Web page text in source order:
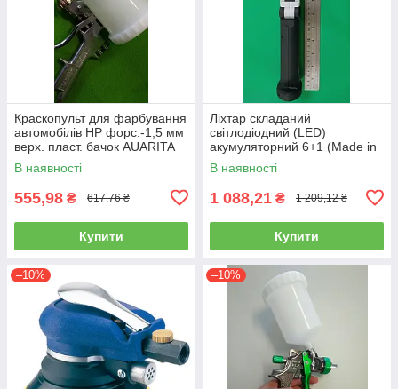
Краскопульт для фарбування
автомобілів HP форс.-1,5 мм
верх. пласт. бачок AUARITA
S-990P-1.8
В наявності
555,98 ₴ 617,76 ₴
Купити
Ліхтар складаний
світлодіодний (LED)
акумуляторний 6+1 (Made in
GERMANY) WL-0601
(ліхтарик, ручний)
В наявності
1 088,21 ₴ 1 209,12 ₴
Купити
–10% –10%